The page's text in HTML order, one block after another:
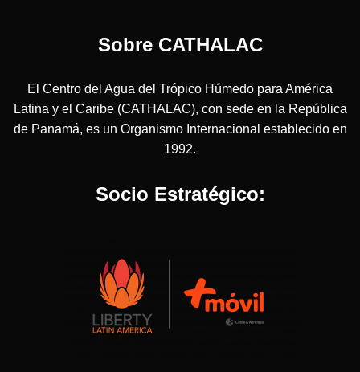
Sobre CATHALAC
El Centro del Agua del Trópico Húmedo para América
Latina y el Caribe (CATHALAC), con sede en la República
de Panamá, es un Organismo Internacional establecido en
1992.
Socio Estratégico: